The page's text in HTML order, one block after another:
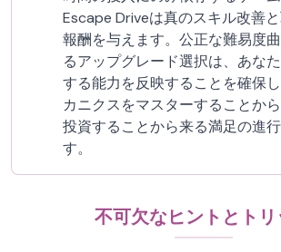
Escape Driveは真のスキル改善
報酬を与えます。公正な難易度
るアップグレード選択は、あな
する能力を反映することを確保
カニクスをマスターすることか
投資することから来る満足の進
す。
不可欠なヒントとトリ